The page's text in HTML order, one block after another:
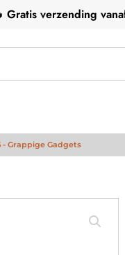
Gratis verzending
Grappige Gadgets